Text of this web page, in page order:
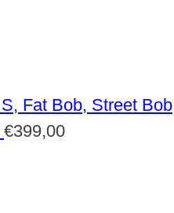
€399,00